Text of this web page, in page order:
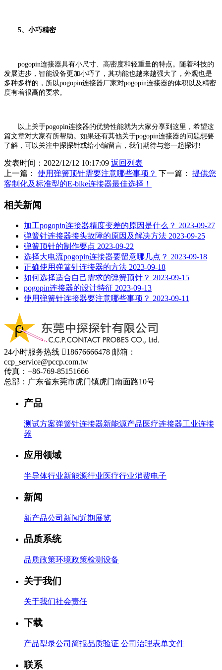
5、小巧精密
pogopin连接器具有小尺寸、高密度和轻重量的特点。随着科技的
发展进步，智能设备更加小巧了，其功能也越来越强大了，外观也是
多种多样的，所以pogopin连接器厂家对pogopin连接器的体积以及精密
度有着很高的要求。
以上关于pogopin连接器的优势性能就为大家分享到这里，希望这
篇文章对大家有所帮助。如果还有其他关于pogopin连接器的问题想要
了解，可以关注中探探针或给小编留言，我们期待与您一起探讨!
发表时间：2022/12/12 10:17:09 返回列表
上一篇： 使用弹簧顶针需要注意哪些事项？ 下一篇： 提供您
客制化及标准型的E-bike连接器最佳选择！
相关新闻
加工pogopin连接器精度变差的原因是什么？ 2023-09-27
弹簧针连接器接头故障的原因及解决方法 2023-09-25
弹簧顶针的制作要点 2023-09-22
选择大电流pogopin连接器要留意哪几点？ 2023-09-18
正确使用弹簧针连接器的方法 2023-09-18
如何选择适合自己需求的弹簧顶针？ 2023-09-15
pogopin连接器的设计特征 2023-09-13
使用弹簧针连接器要注意哪些事项？ 2023-09-11
24小时服务热线 18676666478 邮箱：
ccp_service@pccp.com.tw
传真：+86-769-85151666
总部：广东省东莞市虎门镇虎门南面路10号
产品
测试方案弹簧针连接器新能源产品医疗连接器工业连接
器
应用领域
半导体行业新能源行业医疗行业消费电子
新闻
新产品公司新闻近期展览
品质系统
品质政策环境政策检测设备
关于我们
关于我们社会责任
下载
产品型录公司简报品质验证 公司治理表单文件
联系